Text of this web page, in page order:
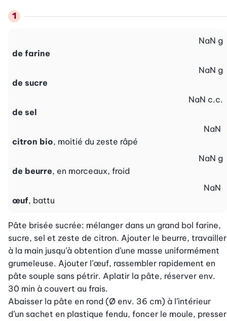
de farine
NaN g
de sucre
NaN g
de sel
NaN c.c.
citron bio, moitié du zeste râpé
NaN
de beurre, en morceaux, froid
NaN g
œuf, battu
NaN
Pâte brisée sucrée: mélanger dans un grand bol farine,
sucre, sel et zeste de citron. Ajouter le beurre, travailler
à la main jusqu’à obtention d’une masse uniformément
grumeleuse. Ajouter l’œuf, rassembler rapidement en
pâte souple sans pétrir. Aplatir la pâte, réserver env.
30 min à couvert au frais.
Abaisser la pâte en rond (Ø env. 36 cm) à l’intérieur
d’un sachet en plastique fendu, foncer le moule, presser